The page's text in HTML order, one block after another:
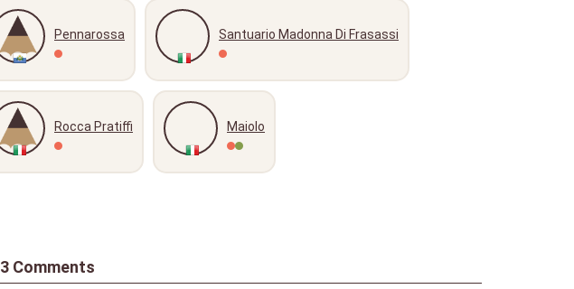
Pennarossa Santuario Madonna Di Frasassi
Rocca Pratiffi Maiolo
3 Comments